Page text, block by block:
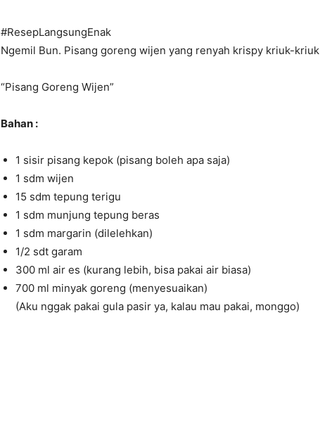
#ResepLangsungEnak
Ngemil Bun. Pisang goreng wijen yang renyah krispy kriuk-kriuk
“Pisang Goreng Wijen”
Bahan :
1 sisir pisang kepok (pisang boleh apa saja)
1 sdm wijen
15 sdm tepung terigu
1 sdm munjung tepung beras
1 sdm margarin (dilelehkan)
1/2 sdt garam
300 ml air es (kurang lebih, bisa pakai air biasa)
700 ml minyak goreng (menyesuaikan)
(Aku nggak pakai gula pasir ya, kalau mau pakai, monggo)